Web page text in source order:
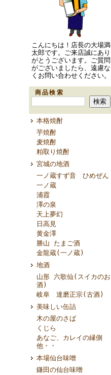
こんにちは！店長の大場満
太郎です。ご来店誠にあり
がとうございます。ご質問
がございましたら、遠慮な
くお問い合わせください。
商品検索
本格焼酎
芋焼酎
麦焼酎
粕取り焼酎
宮城の地酒
一ノ蔵すず音 ひめぜん
一ノ蔵
浦霞
澤の泉
天上夢幻
日高見
黄金澤
勝山 たまご酒
金龍蔵(一ノ蔵)
地酒
山形 六歌仙(スイカのお
酒)
岐阜 達磨正宗(古酒)
美味しい缶詰
木の屋のさば
くじら
あなご、カレイの縁側
他・・
本場仙台味噌
鎌田の仙台味噌